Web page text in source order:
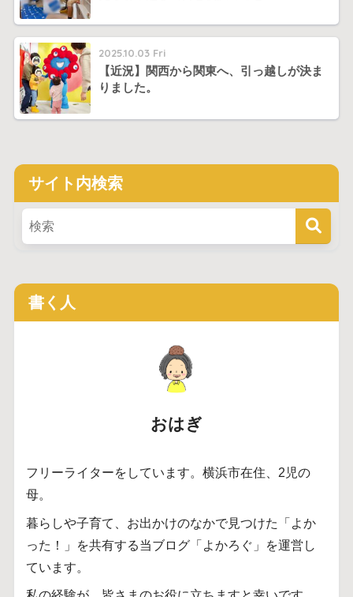
2025.10.03 Fri
【近況】関西から関東へ、引っ越しが決ま
りました。
サイト内検索
書く人
おはぎ
フリーライターをしています。横浜市在住、2児の
母。
暮らしや子育て、お出かけのなかで見つけた「よか
った！」を共有する当ブログ「よかろぐ」を運営し
ています。